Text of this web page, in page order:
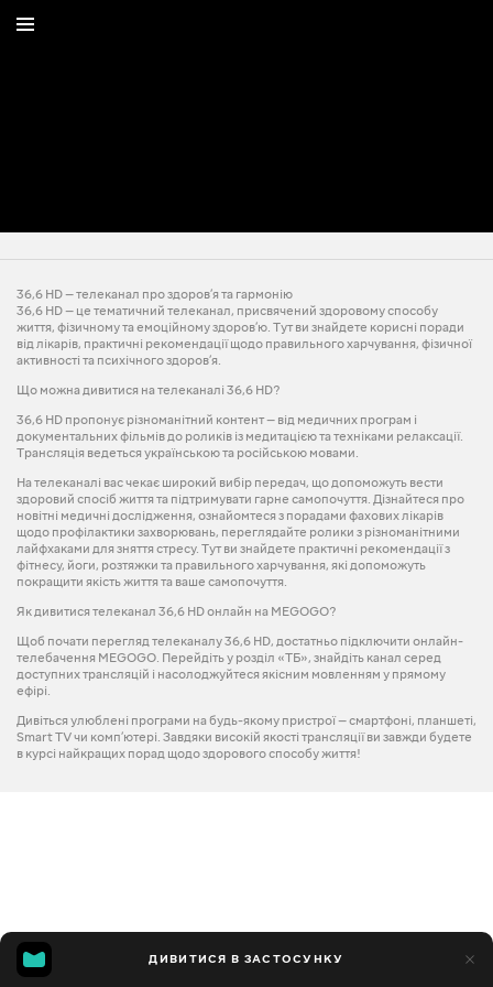
ДИВИТИСЯ В ЗАСТОСУНКУ
36,6 HD — телеканал про здоров’я та гармонію
36,6 HD — це тематичний телеканал, присвячений здоровому способу
життя, фізичному та емоційному здоров’ю. Тут ви знайдете корисні поради
від лікарів, практичні рекомендації щодо правильного харчування, фізичної
активності та психічного здоров’я.
Що можна дивитися на телеканалі 36,6 HD?
36,6 HD пропонує різноманітний контент — від медичних програм і
документальних фільмів до роликів із медитацією та техніками релаксації.
Трансляція ведеться українською та російською мовами.
На телеканалі вас чекає широкий вибір передач, що допоможуть вести
здоровий спосіб життя та підтримувати гарне самопочуття. Дізнайтеся про
новітні медичні дослідження, ознайомтеся з порадами фахових лікарів
щодо профілактики захворювань, переглядайте ролики з різноманітними
лайфхаками для зняття стресу. Тут ви знайдете практичні рекомендації з
фітнесу, йоги, розтяжки та правильного харчування, які допоможуть
покращити якість життя та ваше самопочуття.
Як дивитися телеканал 36,6 HD онлайн на MEGOGO?
Щоб почати перегляд телеканалу 36,6 HD, достатньо підключити онлайн-
телебачення MEGOGO. Перейдіть у розділ «ТБ», знайдіть канал серед
доступних трансляцій і насолоджуйтеся якісним мовленням у прямому
ефірі.
Дивіться улюблені програми на будь-якому пристрої — смартфоні, планшеті,
Smart TV чи комп’ютері. Завдяки високій якості трансляції ви завжди будете
в курсі найкращих порад щодо здорового способу життя!